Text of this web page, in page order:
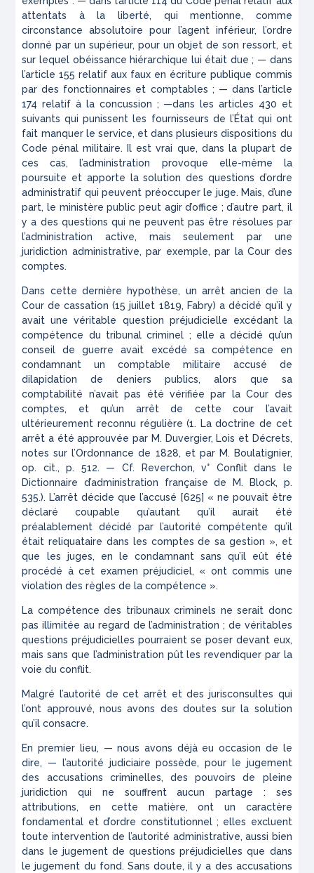
attentats à la liberté, qui mentionne, comme
circonstance absolutoire pour l’agent inférieur, l’ordre
donné par un supérieur, pour un objet de son ressort, et
sur lequel obéissance hiérarchique lui était due ; — dans
l’article 155 relatif aux faux en écriture publique commis
par des fonctionnaires et comptables ; — dans l’article
174 relatif à la concussion ; —dans les articles 430 et
suivants qui punissent les fournisseurs de l’État qui ont
fait manquer le service, et dans plusieurs dispositions du
Code pénal militaire. Il est vrai que, dans la plupart de
ces cas, l’administration provoque elle-même la
poursuite et apporte la solution des questions d’ordre
administratif qui peuvent préoccuper le juge. Mais, d’une
part, le ministère public peut agir d’office ; d’autre part, il
y a des questions qui ne peuvent pas être résolues par
l’administration active, mais seulement par une
juridiction administrative, par exemple, par la Cour des
comptes.
Dans cette dernière hypothèse, un arrêt ancien de la
Cour de cassation (15 juillet 1819, Fabry) a décidé qu’il y
avait une véritable question préjudicielle excédant la
compétence du tribunal criminel ; elle a décidé qu’un
conseil de guerre avait excédé sa compétence en
condamnant un comptable militaire accusé de
dilapidation de deniers publics, alors que sa
comptabilité n’avait pas été vérifiée par la Cour des
comptes, et qu’un arrêt de cette cour l’avait
ultérieurement reconnu régulière (1. La doctrine de cet
arrêt a été approuvée par M. Duvergier, Lois et Décrets,
notes sur l’Ordonnance de 1828, et par M. Boulatignier,
op. cit., p. 512. — Cf. Reverchon,v° Conflit dans le
Dictionnaire d’administration française de M. Block, p.
535.). L’arrêt décide que l’accusé [625] « ne pouvait être
déclaré coupable qu’autant qu’il aurait été
préalablement décidé par l’autorité compétente qu’il
était reliquataire dans les comptes de sa gestion », et
que les juges, en le condamnant sans qu’il eût été
procédé à cet examen préjudiciel, « ont commis une
violation des règles de la compétence ».
La compétence des tribunaux criminels ne serait donc
pas illimitée au regard de l’administration ; de véritables
questions préjudicielles pourraient se poser devant eux,
mais sans que l’administration pût les revendiquer par la
voie du conflit.
Malgré l’autorité de cet arrêt et des jurisconsultes qui
l’ont approuvé, nous avons des doutes sur la solution
qu’il consacre.
En premier lieu, — nous avons déjà eu occasion de le
dire, — l’autorité judiciaire possède, pour le jugement
des accusations criminelles, des pouvoirs de pleine
juridiction qui ne souffrent aucun partage : ses
attributions, en cette matière, ont un caractère
fondamental et d’ordre constitutionnel ; elles excluent
toute intervention de l’autorité administrative, aussi bien
dans le jugement de questions préjudicielles que dans
le jugement du fond. Sans doute, il y a des accusations